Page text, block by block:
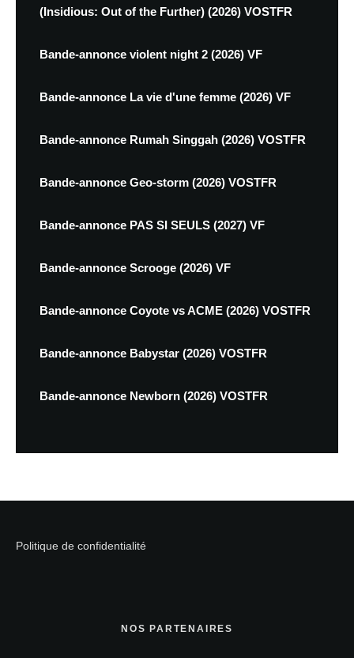
(Insidious: Out of the Further) (2026) VOSTFR
Bande-annonce violent night 2 (2026) VF
Bande-annonce La vie d'une femme (2026) VF
Bande-annonce Rumah Singgah (2026) VOSTFR
Bande-annonce Geo-storm (2026) VOSTFR
Bande-annonce PAS SI SEULS (2027) VF
Bande-annonce Scrooge (2026) VF
Bande-annonce Coyote vs ACME (2026) VOSTFR
Bande-annonce Babystar (2026) VOSTFR
Bande-annonce Newborn (2026) VOSTFR
Politique de confidentialité
NOS PARTENAIRES